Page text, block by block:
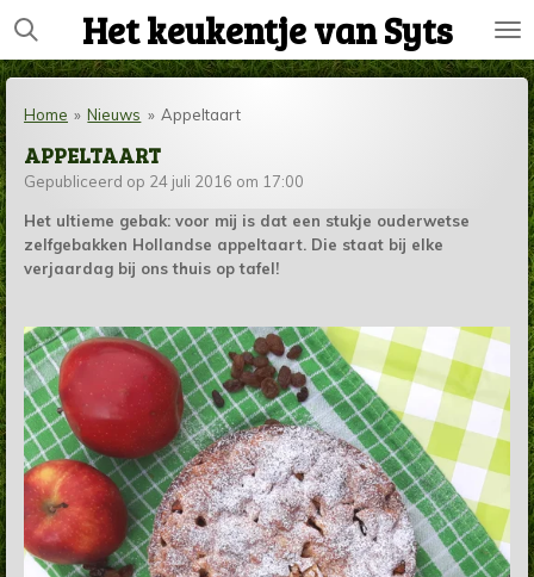
Ga
direct
naar
hoofdinhoud
Het keukentje van Syts
Home » Nieuws » Appeltaart
APPELTAART
Gepubliceerd op 24 juli 2016 om 17:00
Het ultieme gebak: voor mij is dat een stukje ouderwetse
zelfgebakken Hollandse appeltaart. Die staat bij elke
verjaardag bij ons thuis op tafel!